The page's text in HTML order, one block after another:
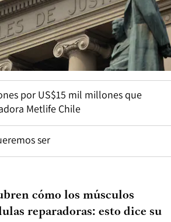
por US$15 mil millones que
Metlife Chile
ser
cómo los músculos
reparadoras: esto dice su